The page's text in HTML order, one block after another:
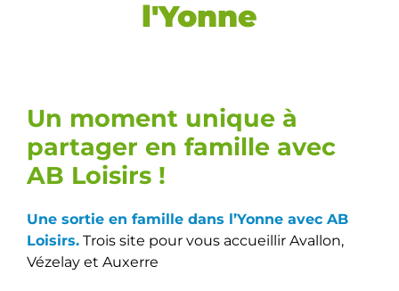
l'Yonne
Un moment unique à
partager en famille avec
AB Loisirs !
Une sortie en famille dans l’Yonne avec AB
Loisirs. Trois site pour vous accueillir Avallon,
Vézelay et Auxerre